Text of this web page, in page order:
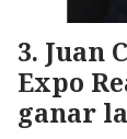
Juan
Expo
ganar